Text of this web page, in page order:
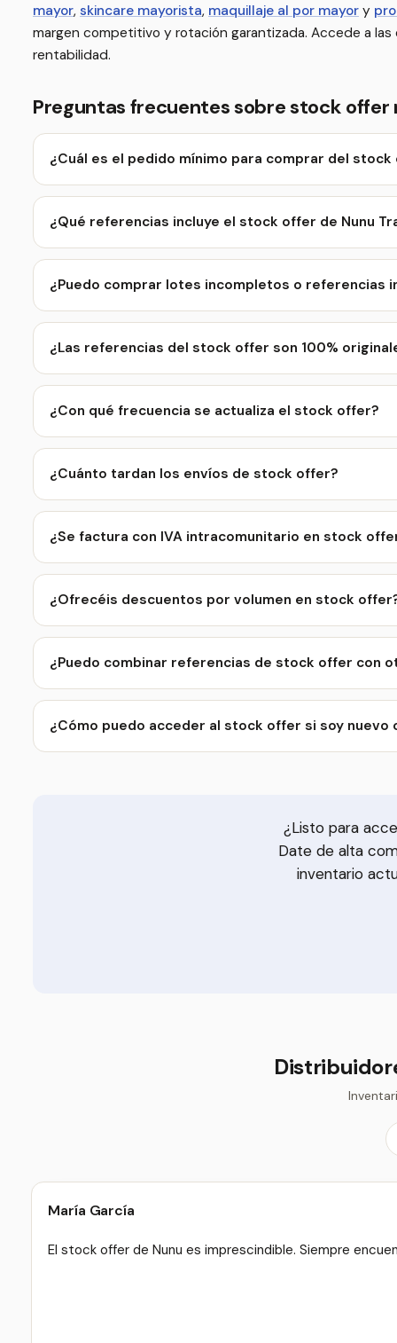
mayor, skincare mayorista, maquillaje al por mayor y
margen competitivo y rotación garantizada. Accede a
rentabilidad.
Preguntas frecuentes sobre stock
¿Cuál es el pedido mínimo para comprar del
¿Qué referencias incluye el stock offer de Nunu
¿Puedo comprar lotes incompletos o referencias
¿Las referencias del stock offer son 100%
¿Con qué frecuencia se actualiza el stock offer?
¿Cuánto tardan los envíos de stock offer?
¿Se factura con IVA intracomunitario en stock
¿Ofrecéis descuentos por volumen en stock
¿Puedo combinar referencias de stock offer con
¿Cómo puedo acceder al stock offer si soy nuevo
¿Listo para
Date de alta
inventario
María García
El stock offer de Nunu es imprescindible. Siempre